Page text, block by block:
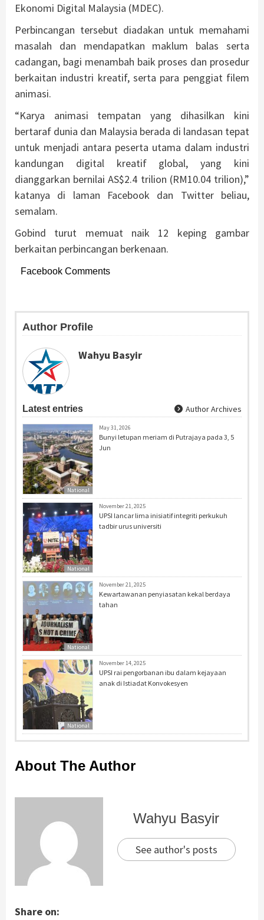
Ekonomi Digital Malaysia (MDEC).
Perbincangan tersebut diadakan untuk memahami
masalah dan mendapatkan maklum balas serta
cadangan, bagi menambah baik proses dan prosedur
berkaitan industri kreatif, serta para penggiat filem
animasi.
“Karya animasi tempatan yang dihasilkan kini
bertaraf dunia dan Malaysia berada di landasan tepat
untuk menjadi antara peserta utama dalam industri
kandungan digital kreatif global, yang kini
dianggarkan bernilai AS$2.4 trilion (RM10.04 trilion),”
katanya di laman Facebook dan Twitter beliau,
semalam.
Gobind turut memuat naik 12 keping gambar
berkaitan perbincangan berkenaan.
Facebook Comments
Author Profile
Wahyu Basyir
Latest entries Author Archives
National
May 31, 2026
Bunyi letupan meriam di Putrajaya pada 3, 5
Jun
National
November 21, 2025
UPSI lancar lima inisiatif integriti perkukuh
tadbir urus universiti
National
November 21, 2025
Kewartawanan penyiasatan kekal berdaya
tahan
National
November 14, 2025
UPSI rai pengorbanan ibu dalam kejayaan
anak di Istiadat Konvokesyen
About The Author
Wahyu Basyir
See author's posts
Share on: